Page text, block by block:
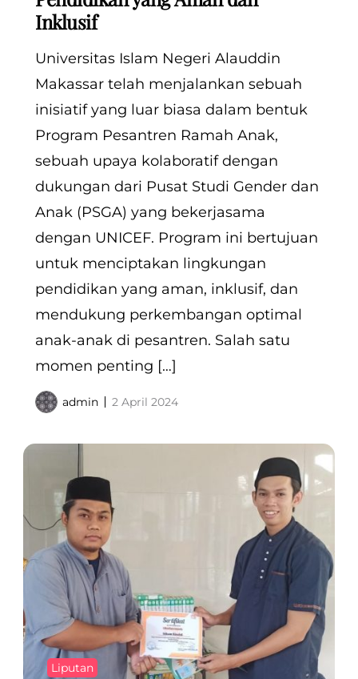
Inklusif
Universitas Islam Negeri Alauddin
Makassar telah menjalankan sebuah
inisiatif yang luar biasa dalam bentuk
Program Pesantren Ramah Anak,
sebuah upaya kolaboratif dengan
dukungan dari Pusat Studi Gender dan
Anak (PSGA) yang bekerjasama
dengan UNICEF. Program ini bertujuan
untuk menciptakan lingkungan
pendidikan yang aman, inklusif, dan
mendukung perkembangan optimal
anak-anak di pesantren. Salah satu
momen penting […]
admin 2 April 2024
Liputan